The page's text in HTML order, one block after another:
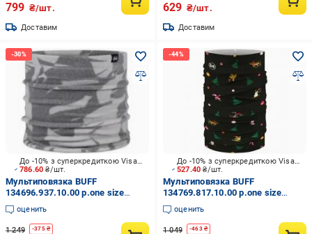
799 ₴/шт.
Доставим
629 ₴/шт.
Доставим
786.60₴/шт.
До -10% з суперкредиткою Visa Вигода
Мультиповязка BUFF
134696.937.10.00 р.one size
серый
оценить
1 249 -375₴
527.40₴/шт.
До -10% з суперкредиткою Visa Вигода
Мультиповязка BUFF
134769.817.10.00 р.one size
черный
оценить
1 049 -463₴